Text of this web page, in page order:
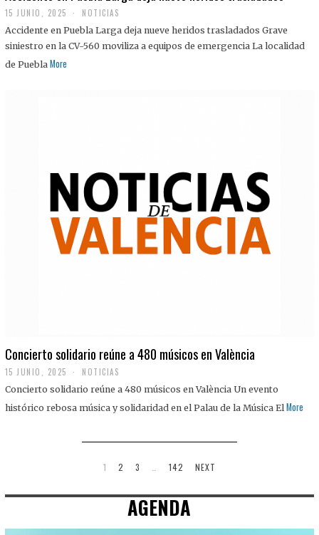
15 JUNIO, 2025 NOTICIAS
Accidente en Puebla Larga deja nueve heridos trasladados Grave
siniestro en la CV-560 moviliza a equipos de emergencia La localidad
de Puebla More
Concierto solidario reúne a 480 músicos en València
15 JUNIO, 2025 NOTICIAS
Concierto solidario reúne a 480 músicos en València Un evento
histórico rebosa música y solidaridad en el Palau de la Música El More
1 2 3 142 NEXT
AGENDA